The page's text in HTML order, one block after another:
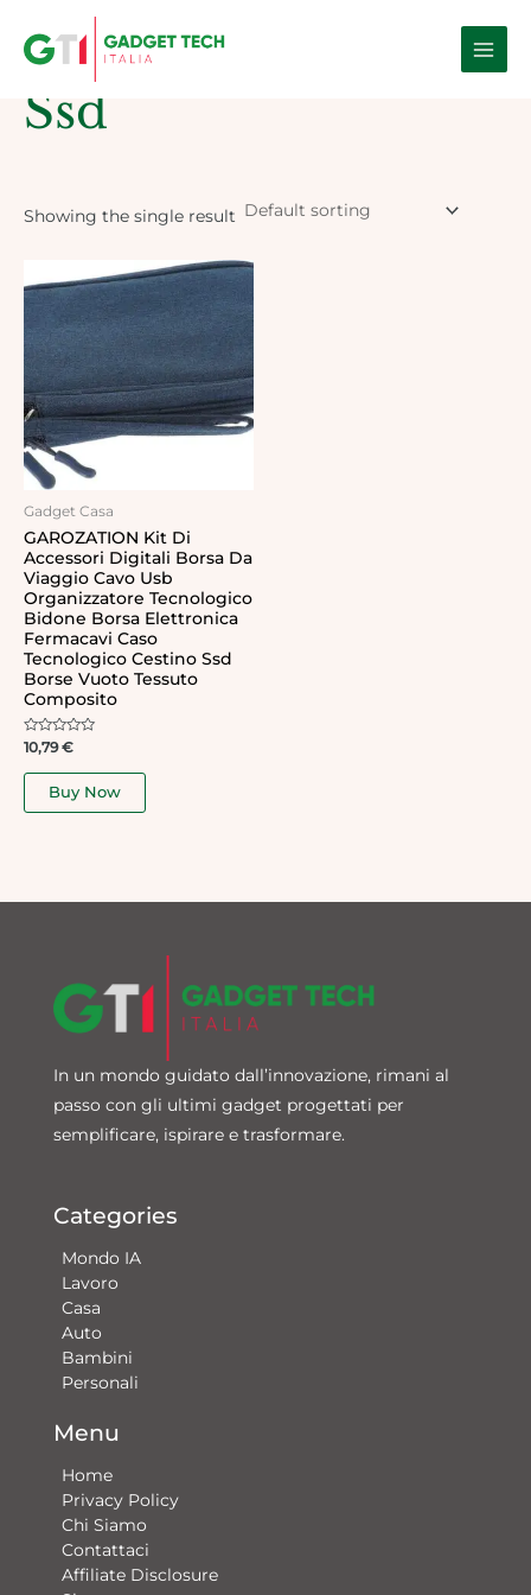
Main
Home / Products tagged “Ssd”
Ssd
Showing the single result
Gadget Casa
GAROZATION Kit Di
Accessori Digitali Borsa Da
Viaggio Cavo Usb
Organizzatore Tecnologico
Bidone Borsa Elettronica
Fermacavi Caso
Tecnologico Cestino Ssd
Borse Vuoto Tessuto
Composito
Rated
out
10,79€
Buy Now
In un mondo guidato dall’innovazione, rimani al
passo con gli ultimi gadget progettati per
semplificare, ispirare e trasformare.
Categories
Mondo IA
Lavoro
Casa
Auto
Bambini
Personali
Menu
Home
Privacy Policy
Chi Siamo
Contattaci​
Affiliate Disclosure